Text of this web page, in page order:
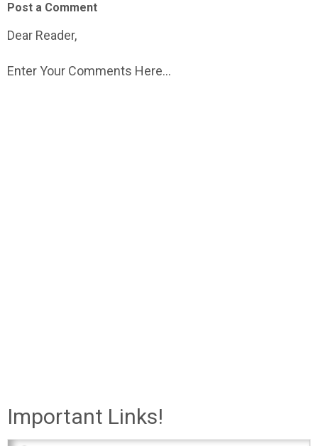
Post a Comment
Dear Reader,
Enter Your Comments Here...
Important Links!